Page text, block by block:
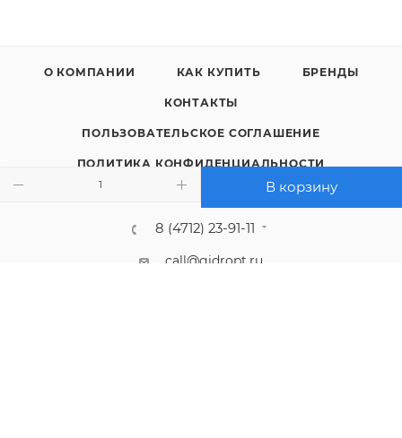
В корзину
О КОМПАНИИ КАК КУПИТЬ БРЕНДЫ
КОНТАКТЫ
ПОЛЬЗОВАТЕЛЬСКОЕ СОГЛАШЕНИЕ
ПОЛИТИКА КОНФИДЕНЦИАЛЬНОСТИ
8 (4712) 23-91-11
call@gidropt.ru